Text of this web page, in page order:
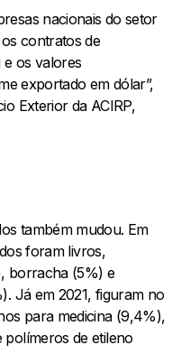
nacionais do setor
contratos de
os valores
exportado em dólar”,
Exterior da ACIRP,
também mudou. Em
foram livros,
borracha (5%) e
Já em 2021, figuram no
para medicina (9,4%),
de etileno